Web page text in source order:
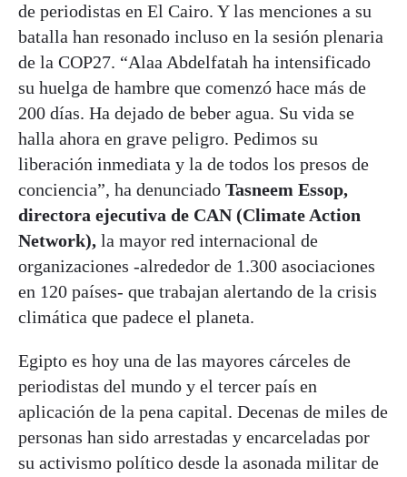
de periodistas en El Cairo. Y las menciones a su
batalla han resonado incluso en la sesión plenaria
de la COP27. “Alaa Abdelfatah ha intensificado
su huelga de hambre que comenzó hace más de
200 días. Ha dejado de beber agua. Su vida se
halla ahora en grave peligro. Pedimos su
liberación inmediata y la de todos los presos de
conciencia”, ha denunciado Tasneem Essop,
directora ejecutiva de CAN (Climate Action
Network), la mayor red internacional de
organizaciones -alrededor de 1.300 asociaciones
en 120 países- que trabajan alertando de la crisis
climática que padece el planeta.
Egipto es hoy una de las mayores cárceles de
periodistas del mundo y el tercer país en
aplicación de la pena capital. Decenas de miles de
personas han sido arrestadas y encarceladas por
su activismo político desde la asonada militar de